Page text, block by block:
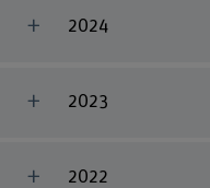
2024
2023
2022